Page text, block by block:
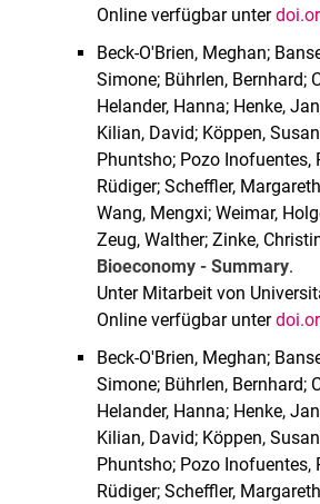
Online verfügbar unter
Beck-O'Brien, Meghan;
Simone; Bührlen, Bernhard;
Helander, Hanna; Henke,
Kilian, David; Köppen,
Phuntsho; Pozo Inofuentes,
Rüdiger; Scheffler,
Wang, Mengxi; Weimar,
Zeug, Walther; Zinke,
Bioeconomy - Summary.
Unter Mitarbeit von
Online verfügbar unter
Beck-O'Brien, Meghan;
Simone; Bührlen, Bernhard;
Helander, Hanna; Henke,
Kilian, David; Köppen,
Phuntsho; Pozo Inofuentes,
Rüdiger; Scheffler,